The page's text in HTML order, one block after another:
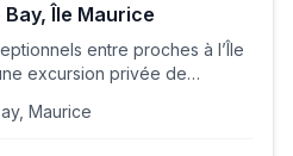
Île Maurice
entre proches à l’Île
excursion privée de
Maurice